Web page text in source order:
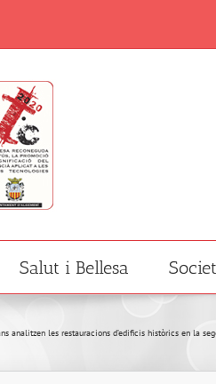
Salut i Bellesa
analitzen les restauracions d’edificis històrics en la